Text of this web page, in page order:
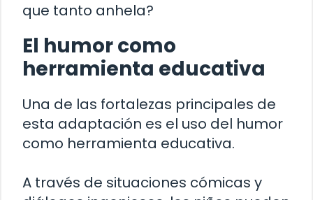
que tanto anhela?
El humor como
herramienta educativa
Una de las fortalezas principales de
esta adaptación es el uso del humor
como herramienta educativa.
A través de situaciones cómicas y